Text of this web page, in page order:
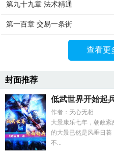
第九十九章 法术精通
第一百章 交易一条街
查看更
封面推荐
低武世界开始起
作者：天心无相
大景康乐七年，朝政
的大景已然是风垂日
不...